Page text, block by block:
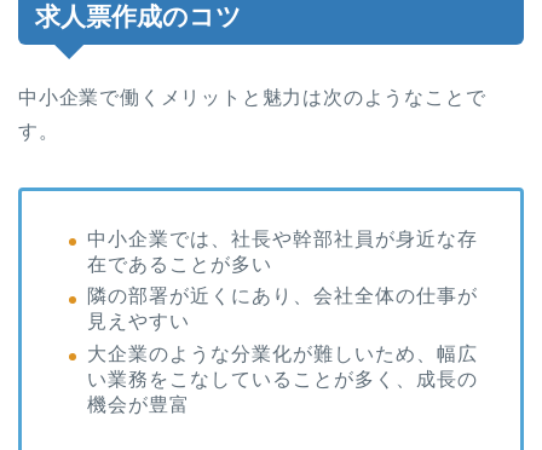
求人票作成のコツ
中小企業で働くメリットと魅力は次のようなことで
す。
中小企業では、社長や幹部社員が身近な存
在であることが多い
隣の部署が近くにあり、会社全体の仕事が
見えやすい
大企業のような分業化が難しいため、幅広
い業務をこなしていることが多く、成長の
機会が豊富